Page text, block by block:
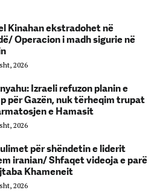
Kinahan ekstradohet në
Operacion i madh sigurie në
2026
Izraeli refuzon planin e
për Gazën, nuk tërheqim trupat
e Hamasit
2026
për shëndetin e liderit
iranian/ Shfaqet videoja e parë
Khameneit
2026